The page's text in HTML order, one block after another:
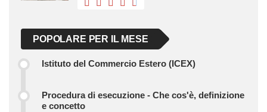
POPOLARE PER IL MESE
Istituto del Commercio Estero (ICEX)
Procedura di esecuzione - Che cos'è, definizione
e concetto